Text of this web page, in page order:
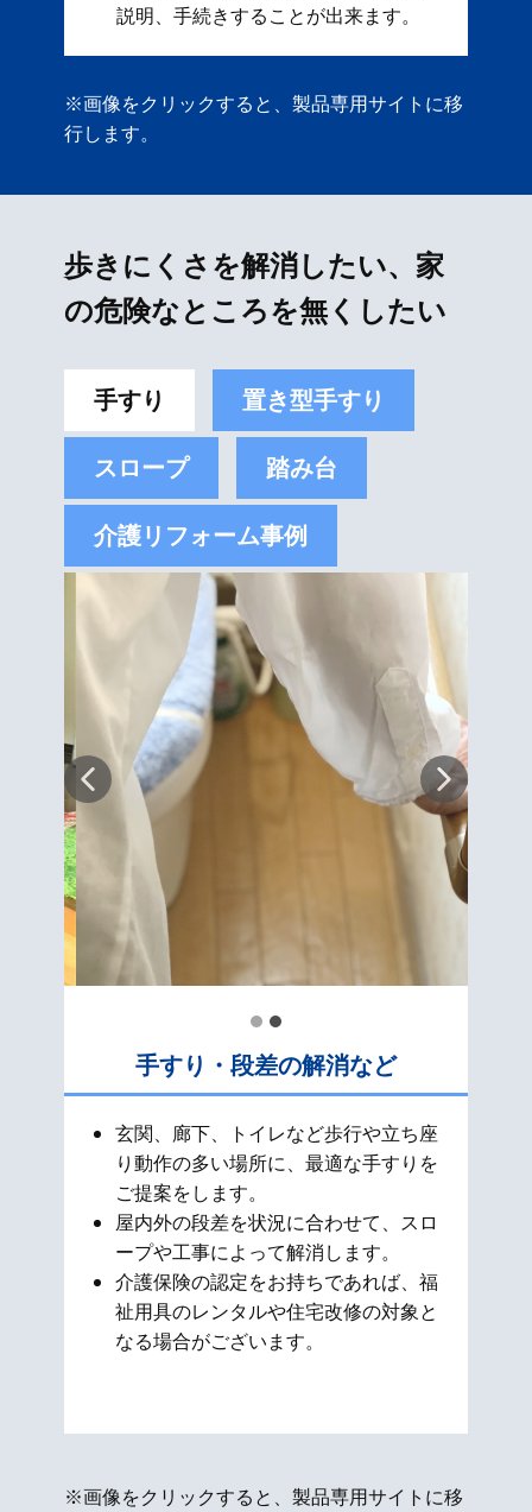
説明、手続きすることが出来ます。
※画像をクリックすると、製品専用サイトに移
行します。
歩きにくさを解消したい、家
の危険なところを無くしたい
手すり 置き型手すり
スロープ 踏み台
介護リフォーム事例
手すり・段差の解消など
玄関、廊下、トイレなど歩行や立ち座
り動作の多い場所に、最適な手すりを
ご提案をします。
屋内外の段差を状況に合わせて、スロ
ープや工事によって解消します。
介護保険の認定をお持ちであれば、福
祉用具のレンタルや住宅改修の対象と
なる場合がございます。
※画像をクリックすると、製品専用サイトに移